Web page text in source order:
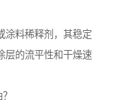
涂料稀释剂，其稳定
层的流平性和干燥速